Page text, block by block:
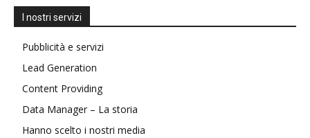
I nostri servizi
Pubblicità e servizi
Lead Generation
Content Providing
Data Manager – La storia
Hanno scelto i nostri media